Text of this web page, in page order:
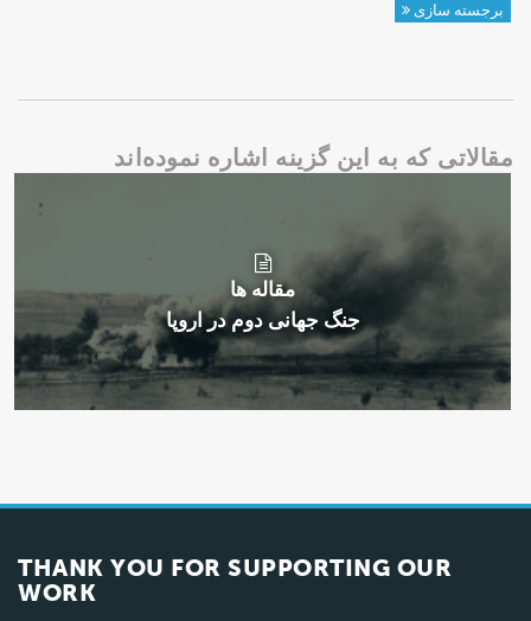
برجسته سازی
مقالاتی که به این گزینه اشاره نموده‌اند
مقاله ها
جنگ جهانی دوم در اروپا
THANK YOU FOR SUPPORTING OUR
WORK